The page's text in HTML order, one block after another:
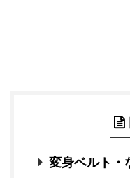
変身ベルト・